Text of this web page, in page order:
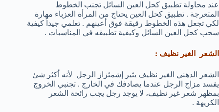
عند محاولة تطبيق كحل العين السائل تجنب الخطوط
المتعرجة . تطبيق كحل العين يحتاج من المرأة العزباء مهارة
لكي تجعل هذه الخطوط رقيقة فوق أعينهم . تعلمي جيداً كيفية
سحب كحل العين السائل وكيفية تطبيقه في المناسبات .
الشعر الغير نظيف :
الشعر الدهني الغير نظيف يثير إشمئزاز الرجل لأنه أكثر شئ
يفسد مزاج الرجل عندما يصادفك في الخارج . تجنبي الخروج
بمظهر شعر غير نظيف، لا يوجد رجل يجب رائحة الشعر
الكريهة .